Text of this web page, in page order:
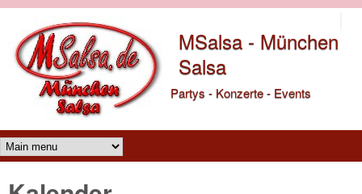
MSalsa - München
Salsa
Partys - Konzerte - Events
Main menu